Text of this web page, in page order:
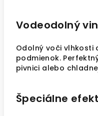
Vodeodolný
Odolný voči vlhkosti
podmienok.
pivnici alebo
Špeciálne